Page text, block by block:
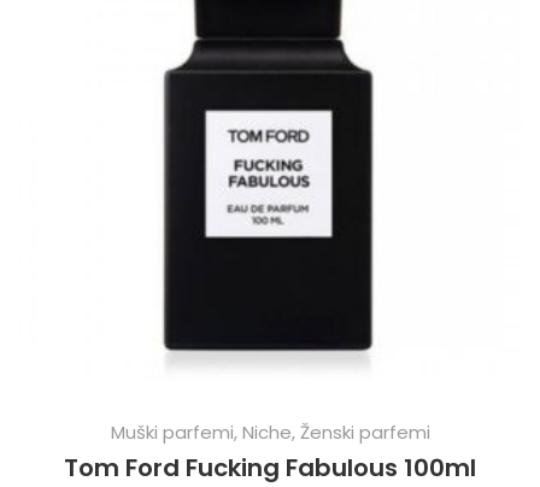
Muški parfemi,Niche,Ženski parfemi
Tom Ford Fucking Fabulous 100ml